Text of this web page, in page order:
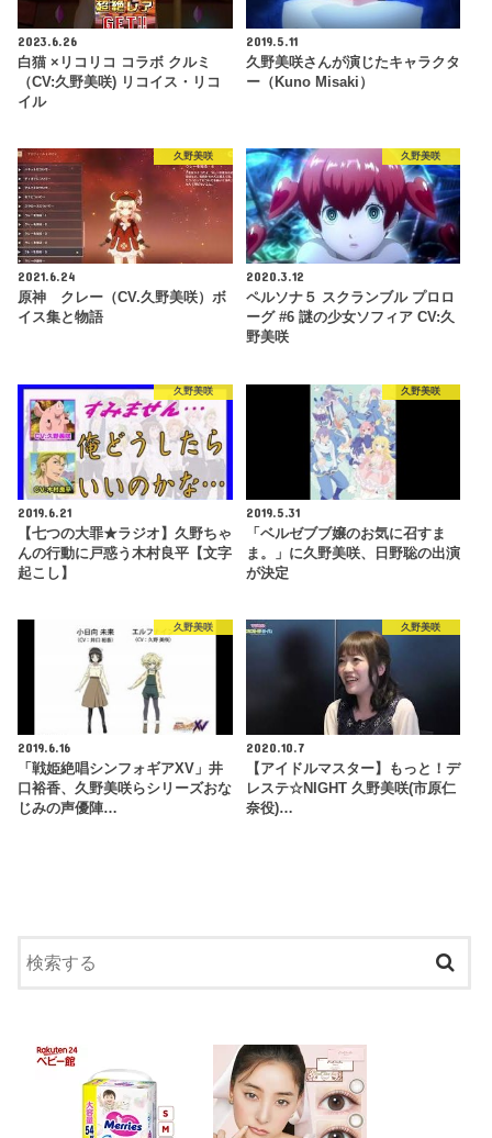
2023.6.26
白猫 ×リコリコ コラボ クルミ
（CV:久野美咲) リコイス・リコ
イル
2019.5.11
久野美咲さんが演じたキャラクタ
ー（Kuno Misaki）
久野美咲
2021.6.24
原神 クレー（CV.久野美咲）ボ
イス集と物語
久野美咲
2020.3.12
ペルソナ５ スクランブル プロロ
ーグ #6 謎の少女ソフィア CV:久
野美咲
久野美咲
2019.6.21
【七つの大罪★ラジオ】久野ちゃ
んの行動に戸惑う木村良平【文字
起こし】
久野美咲
2019.5.31
「ベルゼブブ嬢のお気に召すま
ま。」に久野美咲、日野聡の出演
が決定
久野美咲
2019.6.16
「戦姫絶唱シンフォギアXV」井
口裕香、久野美咲らシリーズおな
じみの声優陣…
久野美咲
2020.10.7
【アイドルマスター】もっと！デ
レステ☆NIGHT 久野美咲(市原仁
奈役)…